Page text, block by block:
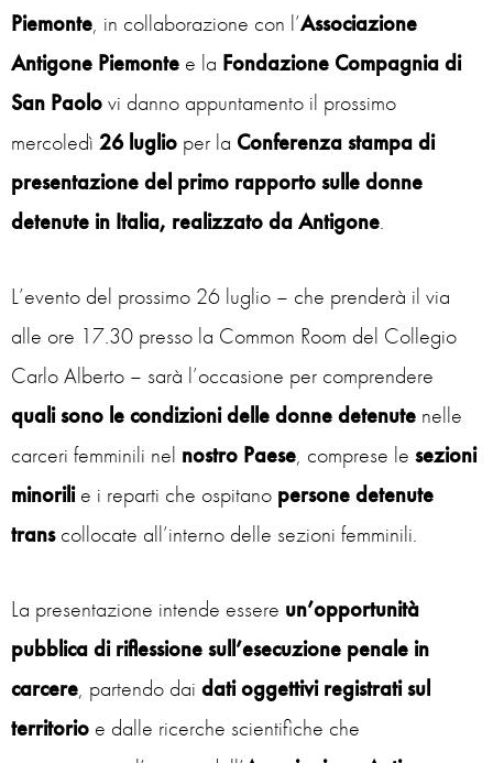
Piemonte, in collaborazione con l’Associazione
Antigone Piemonte e la Fondazione Compagnia di
San Paolovi danno appuntamento il prossimo
mercoledì 26 luglio per la Conferenza stampa di
presentazione del primo rapporto sulle donne
detenute in Italia, realizzato da Antigone.
L’evento del prossimo 26 luglio – che prenderà il via
alle ore 17.30 presso la Common Room del Collegio
Carlo Alberto – sarà l’occasione per comprendere
quali sono le condizioni delle donne detenute nelle
carceri femminili nel nostro Paese, comprese le sezioni
minorilie i reparti che ospitano persone detenute
transcollocate all’interno delle sezioni femminili.
La presentazione intende essere un’opportunità
pubblica di riflessione sull’esecuzione penale in
carcere, partendo dai dati oggettivi registrati sul
territorio e dalle ricerche scientifiche che